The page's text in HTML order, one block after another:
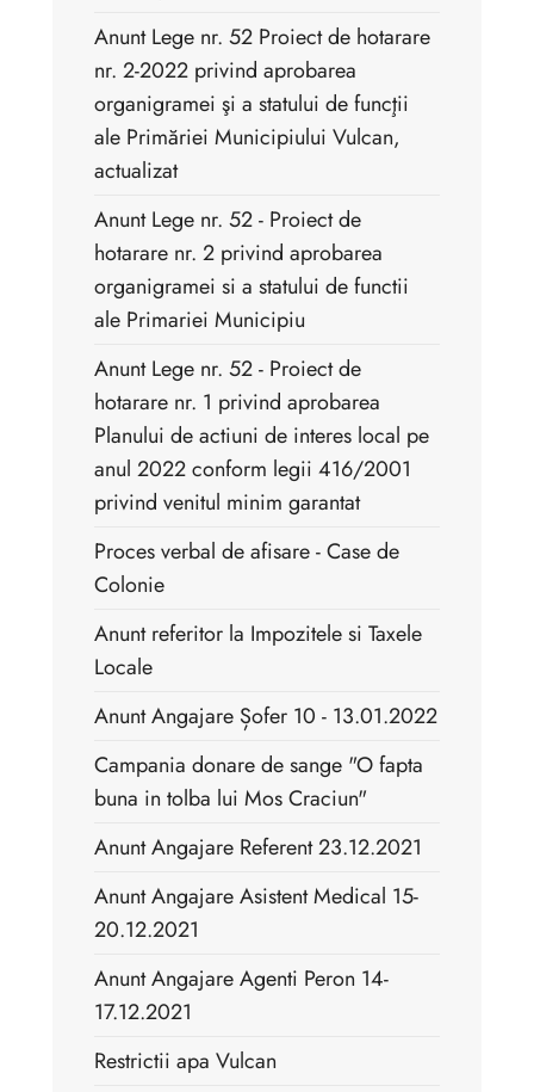
Anunt Lege nr. 52 Proiect de hotarare
nr. 2-2022 privind aprobarea
organigramei şi a statului de funcţii
ale Primăriei Municipiului Vulcan,
actualizat
Anunt Lege nr. 52 - Proiect de
hotarare nr. 2 privind aprobarea
organigramei si a statului de functii
ale Primariei Municipiu
Anunt Lege nr. 52 - Proiect de
hotarare nr. 1 privind aprobarea
Planului de actiuni de interes local pe
anul 2022 conform legii 416/2001
privind venitul minim garantat
Proces verbal de afisare - Case de
Colonie
Anunt referitor la Impozitele si Taxele
Locale
Anunt Angajare Șofer 10 - 13.01.2022
Campania donare de sange "O fapta
buna in tolba lui Mos Craciun"
Anunt Angajare Referent 23.12.2021
Anunt Angajare Asistent Medical 15-
20.12.2021
Anunt Angajare Agenti Peron 14-
17.12.2021
Restrictii apa Vulcan